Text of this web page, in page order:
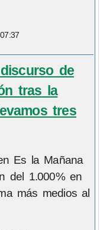
de
tras la
tres
Es la Mañana
del 1.000% en
más medios al